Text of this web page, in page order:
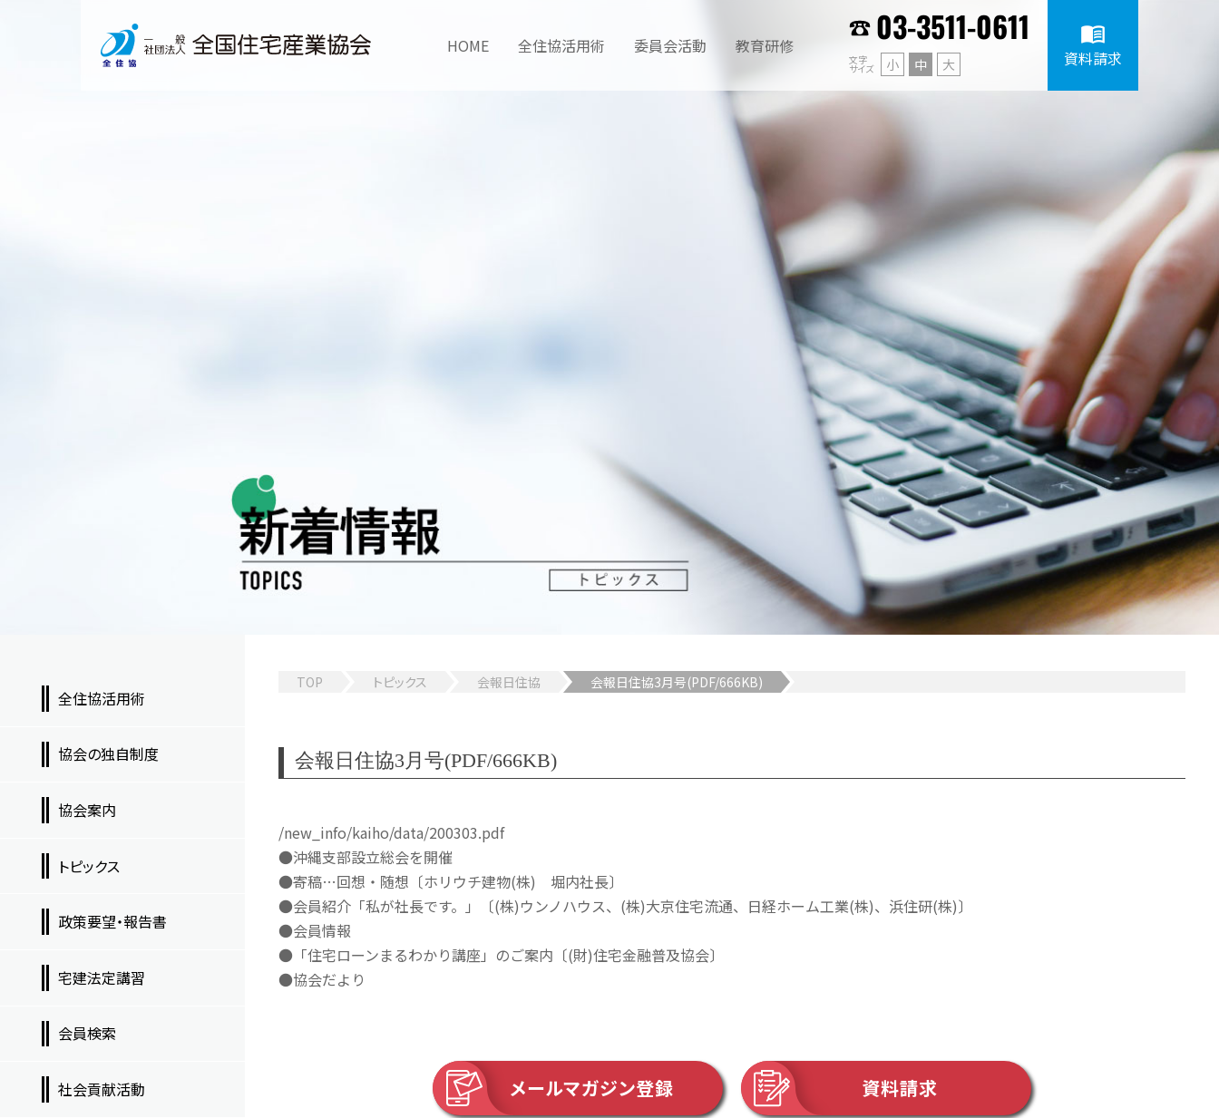
HOME 全住協活用術 委員会活動 教育研修 03-3511-0611
文字
サイズ 小 中 大
menu_book
資料請求
TOP トピックス 会報日住協 会報日住協3月号(PDF/666KB)
会報日住協3月号(PDF/666KB)
/new_info/kaiho/data/200303.pdf
●沖縄支部設立総会を開催
●寄稿…回想・随想〔ホリウチ建物(株) 堀内社長〕
●会員紹介「私が社長です。」〔(株)ウンノハウス、(株)大京住宅流通、日経ホーム工業(株)、浜住研(株)〕
●会員情報
●「住宅ローンまるわかり講座」のご案内〔(財)住宅金融普及協会〕
●協会だより
メールマガジン登録 資料請求
全住協活用術
協会の独自制度
協会案内
トピックス
政策要望・報告書
宅建法定講習
会員検索
社会貢献活動